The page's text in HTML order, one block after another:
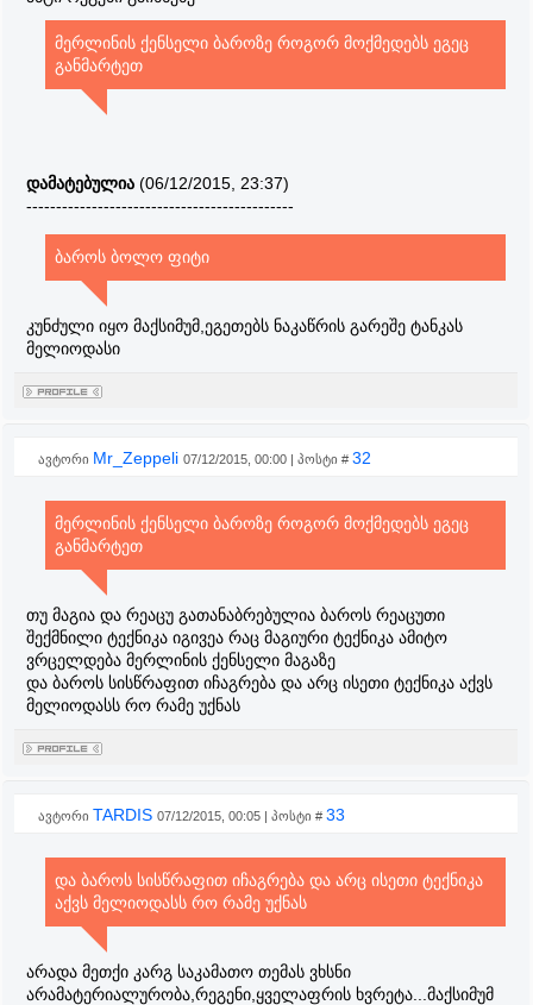
მერლინის ქენსელი ბაროზე როგორ მოქმედებს ეგეც
განმარტეთ
დამატებულია (06/12/2015, 23:37)
---------------------------------------------
ბაროს ბოლო ფიტი
კუნძული იყო მაქსიმუმ,ეგეთებს ნაკაწრის გარეშე ტანკას
მელიოდასი
ავტორი Mr_Zeppeli 07/12/2015, 00:00 | პოსტი # 32
მერლინის ქენსელი ბაროზე როგორ მოქმედებს ეგეც
განმარტეთ
თუ მაგია და რეაცუ გათანაბრებულია ბაროს რეაცუთი
შექმნილი ტექნიკა იგივეა რაც მაგიური ტექნიკა ამიტო
ვრცელდება მერლინის ქენსელი მაგაზე
და ბაროს სისწრაფით იჩაგრება და არც ისეთი ტექნიკა აქვს
მელიოდასს რო რამე უქნას
ავტორი TARDIS 07/12/2015, 00:05 | პოსტი # 33
და ბაროს სისწრაფით იჩაგრება და არც ისეთი ტექნიკა
აქვს მელიოდასს რო რამე უქნას
არადა მეთქი კარგ საკამათო თემას ვხსნი
არამატერიალურობა,რეგენი,ყველაფრის ხვრეტა...მაქსიმუმ